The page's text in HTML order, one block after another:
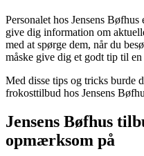
Personalet hos Jensens
give dig information om
med at spørge dem, når du
måske give dig et godt tip til
Med disse tips og tricks burde
frokosttilbud hos Jensens
Jensens Bøfhus
opmærksom på